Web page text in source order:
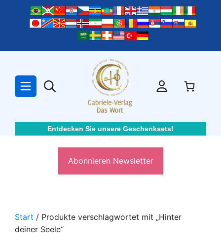
springen
Entdecken Sie unsere Geschenksets!
Abonnieren Newsletter
Start / Produkte verschlagwortet mit „Hinter
deiner Seele“